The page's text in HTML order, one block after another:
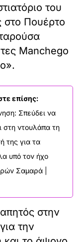
του
στο Πουέρτο
Manchego
επίσης:
Σπεύδει να
στη ντουλάπα τη
της για τα
υπό τον ήχο
Σαμαρά |
στην
την